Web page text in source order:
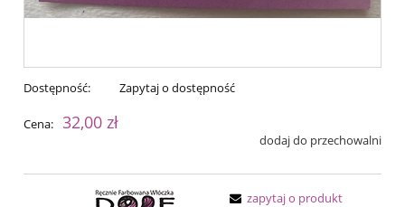
Dostępność: Zapytaj o dostępność
Cena: 32,00 zł
dodaj do przechowalni
zapytaj o produkt